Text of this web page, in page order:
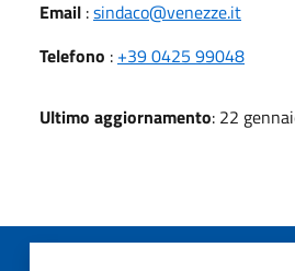
Email :sindaco@venezze.it
Telefono : +39 0425 99048
Ultimo aggiornamento: 22